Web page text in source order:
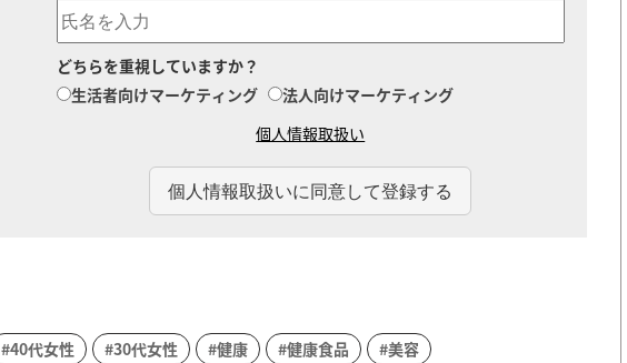
どちらを重視していますか？
生活者向けマーケティング
法人向けマーケティング
個人情報取扱い
#40代女性 #30代女性 #健康 #健康食品 #美容